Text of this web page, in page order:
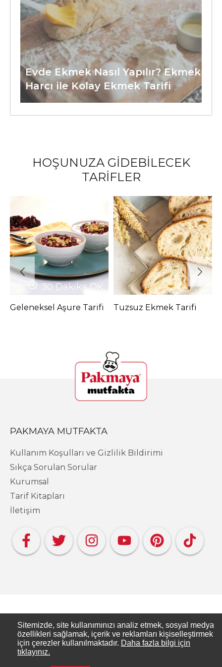
Evde Ekmek Nasıl Yapılır? Ekmek
Harcı ile Kolay Ekmek Tarifi
HOŞUNUZA GİDEBİLECEK
TARİFLER
30 DakikaDK
Geleneksel Aşure Tarifi Tuzsuz Ekmek Tarifi
PAKMAYA MUTFAKTA
Kullanım Koşulları ve Gizlilik Bildirimi
Sıkça Sorulan Sorular
Kurumsal
Tarif Kitapları
İletişim
Copyright PAKMAYA - Pakmaya Mutfakta
Pakmaya Mutfakta, Pakmaya’nın resmi tarif
sitesidir.
Sitemizde, site kullanımınızı analiz etmek, sosyal medya
özellikleri sağlamak, içerik ve reklamları kişiselleştirmek
için çerezler kullanılmaktadır. Daha fazla bilgi için
tıklayınız.